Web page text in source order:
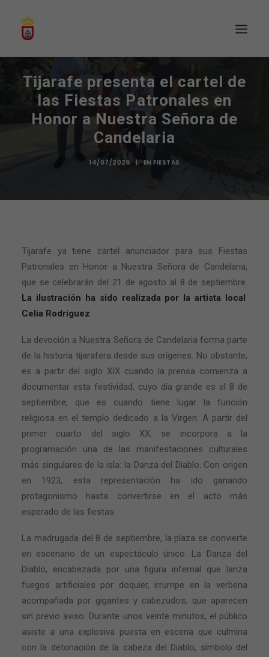
Tijarafe presenta el cartel de
las Fiestas Patronales en
Honor a Nuestra Señora de
Candelaria
14/07/2025 | ENFIESTAS
Tijarafe ya tiene cartel anunciador para sus Fiestas
Patronales en Honor a Nuestra Señora de Candelaria,
que se celebrarán del 21 de agosto al 8 de septiembre.
La ilustración ha sido realizada por la artista local
Celia Rodríguez.
La devoción a Nuestra Señora de Candelaria forma parte
de la historia tijarafera desde sus orígenes. No obstante,
es a partir del siglo XIX cuando la prensa comienza a
documentar esta festividad, cuyo día grande es el 8 de
septiembre, que es cuando tiene lugar la función
religiosa en el templo dedicado a la Virgen. A partir del
primer cuarto del siglo XX, se incorpora a la
programación una de las manifestaciones culturales
más singulares de la isla: la Danza del Diablo. Con origen
en 1923, esta representación ha ido ganando
protagonismo hasta convertirse en el acto más
esperado de las fiestas.
La madrugada del 8 de septiembre, la plaza se convierte
en escenario de un espectáculo único. La Danza del
Diablo, encabezada por una figura infernal que lanza
fuegos artificiales por doquier, irrumpe en la verbena
acompañada por gigantes y cabezudos, que aparecen
sin previo aviso. Durante unos veinte minutos, el público
asiste a una explosiva puesta en escena que culmina
con la detonación de la cabeza del Diablo, símbolo del